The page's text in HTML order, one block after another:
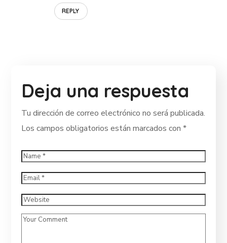
REPLY
Deja una respuesta
Tu dirección de correo electrónico no será publicada.
Los campos obligatorios están marcados con*